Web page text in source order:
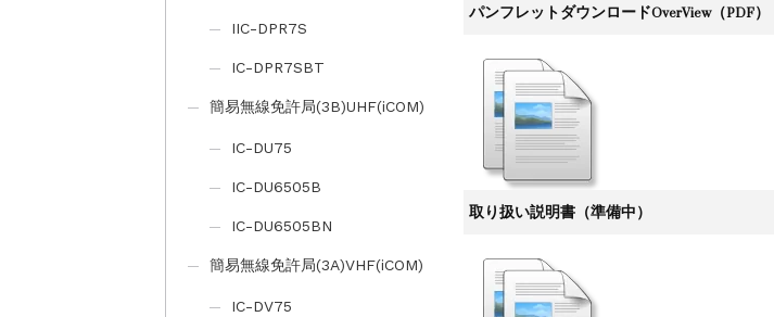
パンフレットダウンロードOverView（PDF）
取り扱い説明書（準備中）
IIC-DPR7S
IC-DPR7SBT
簡易無線免許局(3B)UHF(iCOM)
IC-DU75
IC-DU6505B
IC-DU6505BN
簡易無線免許局(3A)VHF(iCOM)
IC-DV75